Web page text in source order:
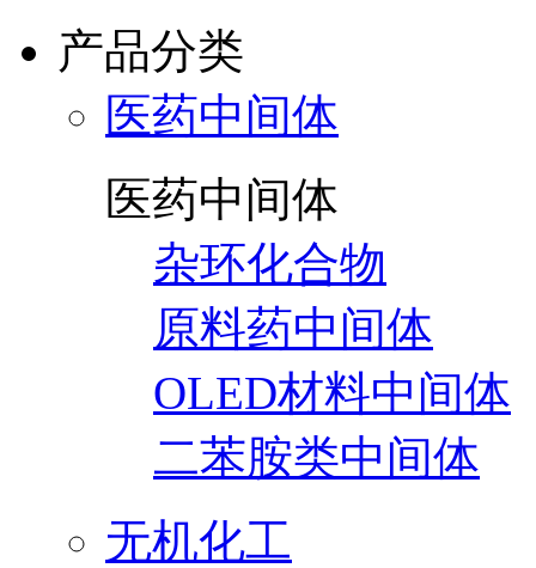
产品分类
医药中间体
医药中间体
杂环化合物
原料药中间体
OLED材料中间体
二苯胺类中间体
无机化工